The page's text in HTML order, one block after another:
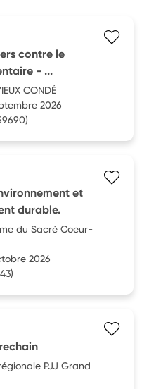
contre le
- ...
CONDÉ
2026
et
durable.
du Sacré Coeur-
2026
PJJ Grand